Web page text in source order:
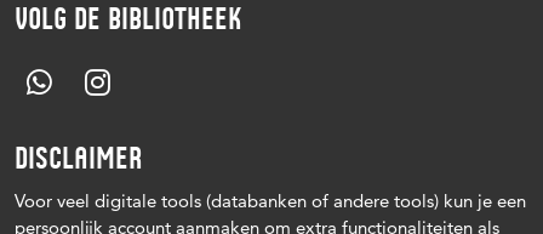
VOLG DE BIBLIOTHEEK
DISCLAIMER
Voor veel digitale tools (databanken of andere tools) kun je een
persoonlijk account aanmaken om extra functionaliteiten als